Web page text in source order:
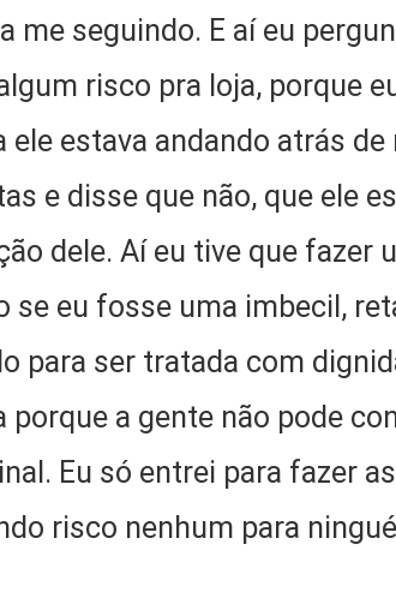
me seguindo. E aí eu
risco pra loja, porque
ele estava andando atrás
e disse que não, que ele
dele. Aí eu tive que fazer
se eu fosse uma imbecil,
para ser tratada com
porque a gente não pode
Eu só entrei para fazer
risco nenhum para